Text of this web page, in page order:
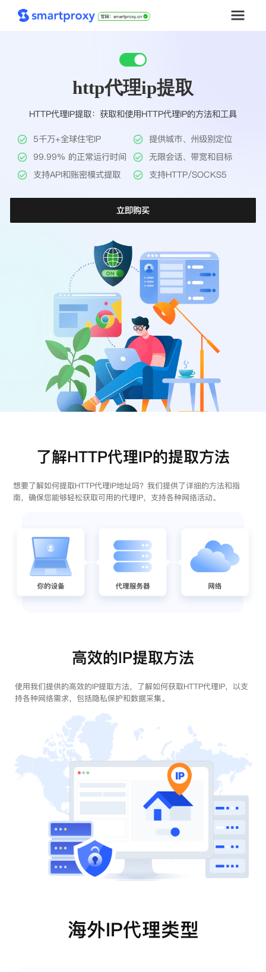
解决方案
工具
帮助中心
http代理ip提取
HTTP代理IP提取：获取和使用HTTP代理IP的方法和工具
5千万+全球住宅IP
提供城市、州级别定位
99.99% 的正常运行时间
无限会话、带宽和目标
支持API和账密模式提取
支持HTTP/SOCKS5
立即购买
了解HTTP代理IP的提取方法
想要了解如何提取HTTP代理IP地址吗？我们提供了详细的方法和指
南，确保您能够轻松获取可用的代理IP，支持各种网络活动。
高效的IP提取方法
使用我们提供的高效的IP提取方法，了解如何获取HTTP代理IP，以支
持各种网络需求，包括隐私保护和数据采集。
海外IP代理类型